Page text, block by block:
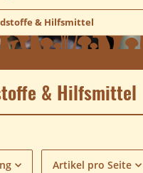
& Hilfsmittel
& Hilfsmittel
Artikel pro Seite